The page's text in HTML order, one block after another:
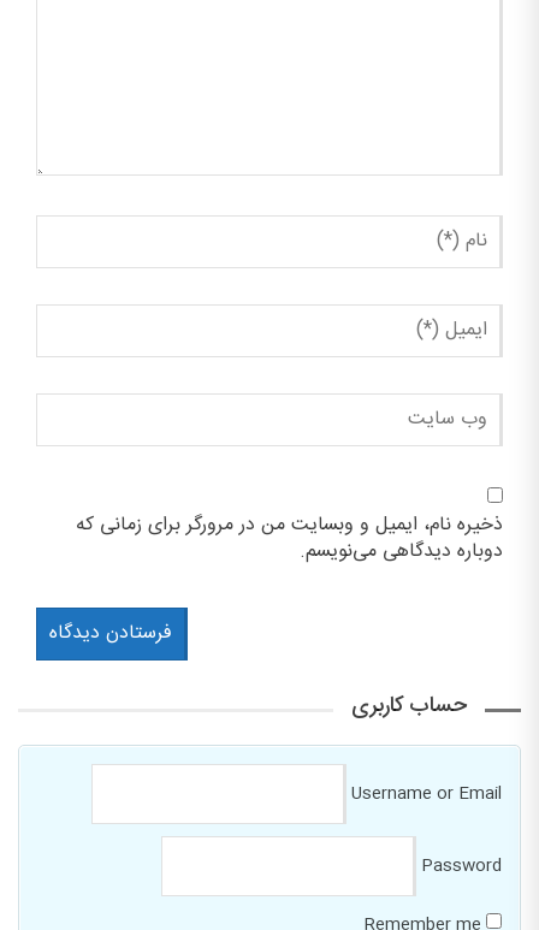
ذخیره نام، ایمیل و وبسایت من در مرورگر برای زمانی که
دوباره دیدگاهی می‌نویسم.
حساب کاربری
Username or Email
Password